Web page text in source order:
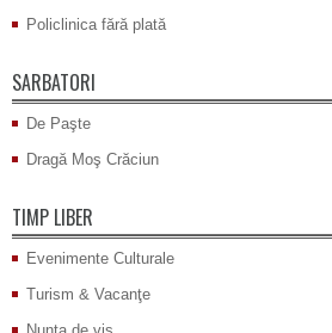
Policlinica fără plată
SARBATORI
De Paşte
Dragă Moş Crăciun
TIMP LIBER
Evenimente Culturale
Turism & Vacanţe